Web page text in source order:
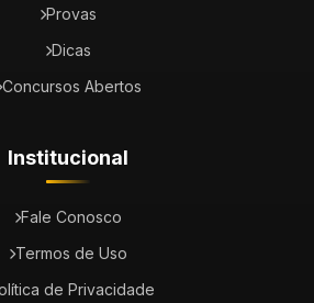
Provas
Dicas
Concursos Abertos
Institucional
Fale Conosco
Termos de Uso
de Privacidade